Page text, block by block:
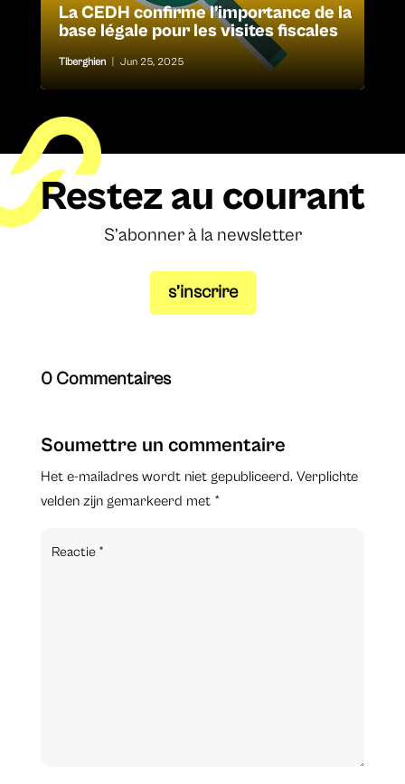
La CEDH confirme l’importance de la
base légale pour les visites fiscales
Tiberghien Jun 25, 2025
Restez au courant
S’abonner à la newsletter
s’inscrire
0 Commentaires
Soumettre un commentaire
Het e-mailadres wordt niet gepubliceerd. Verplichte
velden zijn gemarkeerd met *